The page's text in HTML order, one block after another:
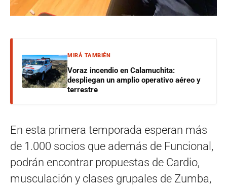
MIRÁ TAMBIÉN
Voraz incendio en Calamuchita:
despliegan un amplio operativo aéreo y
terrestre
En esta primera temporada esperan más
de 1.000 socios que además de Funcional,
podrán encontrar propuestas de Cardio,
musculación y clases grupales de Zumba,